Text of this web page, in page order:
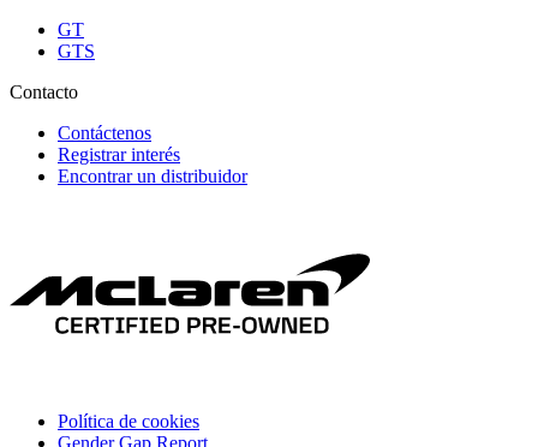
GT
GTS
Contacto
Contáctenos
Registrar interés
Encontrar un distribuidor
Política de cookies
Gender Gap Report